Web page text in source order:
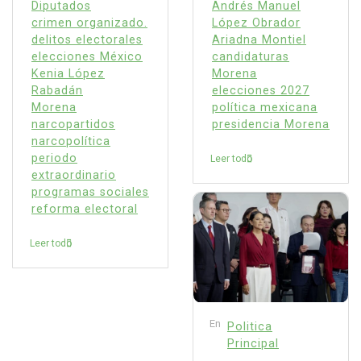
Diputados
crimen organizado.
delitos electorales
elecciones México
Kenia López
Rabadán
Morena
narcopartidos
narcopolítica
periodo
extraordinario
programas sociales
reforma electoral
Leer todo
Andrés Manuel
López Obrador
Ariadna Montiel
candidaturas
Morena
elecciones 2027
política mexicana
presidencia Morena
Leer todo
En
Politica
Principal